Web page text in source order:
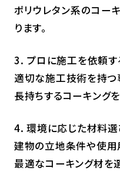
ポリウレタン系のコー
ります。
3. プロに施工を依頼す
適切な施工技術を持つ
長持ちするコーキング
4. 環境に応じた材料選
建物の立地条件や使
最適なコーキング材を